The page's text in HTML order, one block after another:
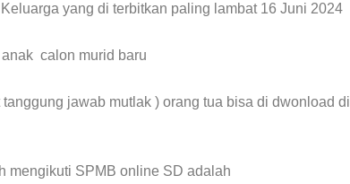
yang di terbitkan paling lambat 16 Juni 2024
calon murid baru
jawab mutlak ) orang tua bisa di dwonload di
mengikuti SPMB online SD adalah